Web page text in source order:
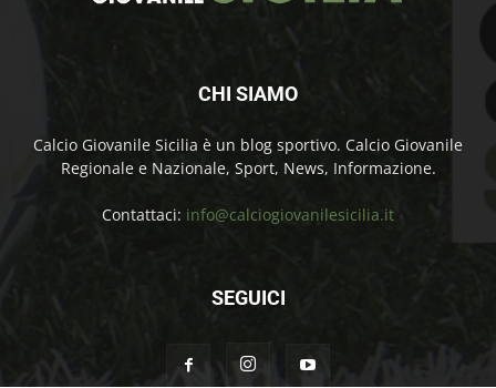
CHI SIAMO
Calcio Giovanile Sicilia è un blog sportivo. Calcio Giovanile
Regionale e Nazionale, Sport, News, Informazione.
Contattaci: info@calciogiovanilesicilia.it
SEGUICI